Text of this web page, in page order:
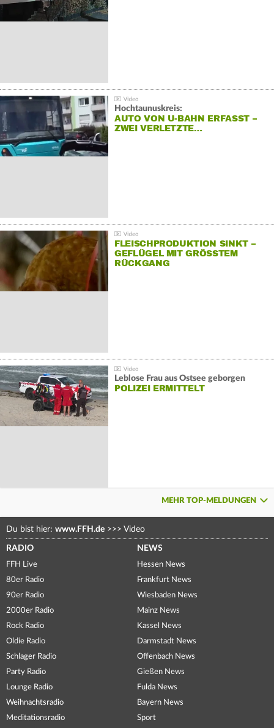
Hochtaunuskreis:
AUTO VON U-BAHN ERFASST –
ZWEI VERLETZTE…
FLEISCHPRODUKTION SINKT –
GEFLÜGEL MIT GRÖSSTEM R
ÜCKGANG
Leblose Frau aus Ostsee geborgen
POLIZEI ERMITTELT
MEHR TOP-MELDUNGEN
Du bist hier: www.FFH.de >>> Video
RADIO
FFH Live
80er Radio
90er Radio
2000er Radio
Rock Radio
Oldie Radio
Schlager Radio
Party Radio
Lounge Radio
Weihnachtsradio
Meditationsradio
NEWS
Hessen News
Frankfurt News
Wiesbaden News
Mainz News
Kassel News
Darmstadt News
Offenbach News
Gießen News
Fulda News
Bayern News
Sport